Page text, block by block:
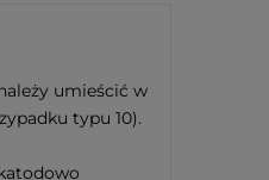
umieścić w
typu 10).